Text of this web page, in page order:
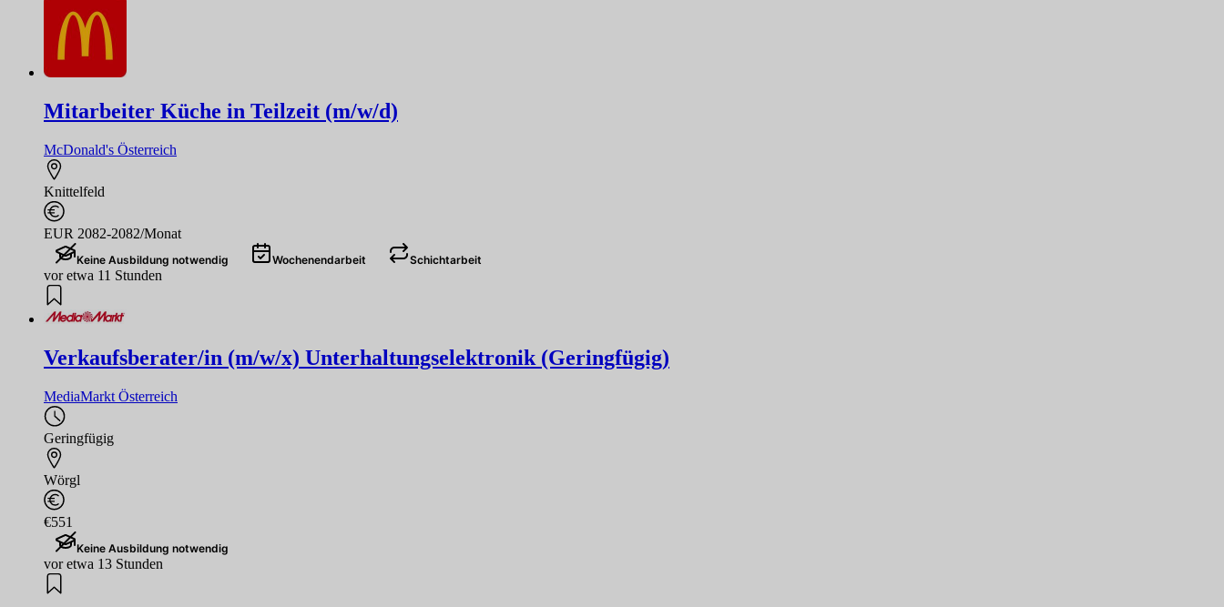
Mitarbeiter Küche in Teilzeit (m/w/d)
McDonald's Österreich
Knittelfeld
EUR 2082-2082/Monat
Keine Ausbildung notwendig Wochenendarbeit Schichtarbeit
vor etwa 11 Stunden
Verkaufsberater/in (m/w/x) Unterhaltungselektronik (Geringfügig)
MediaMarkt Österreich
Geringfügig
Wörgl
€551
Keine Ausbildung notwendig
vor etwa 13 Stunden